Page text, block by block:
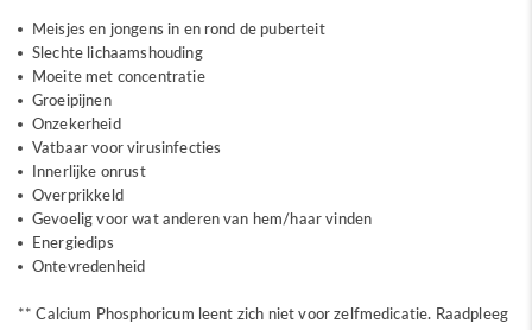
Meisjes en jongens in en rond de puberteit
Slechte lichaamshouding
Moeite met concentratie
Groeipijnen
Onzekerheid
Vatbaar voor virusinfecties
Innerlijke onrust
Overprikkeld
Gevoelig voor wat anderen van hem/haar vinden
Energiedips
Ontevredenheid
** Calcium Phosphoricum leent zich niet voor zelfmedicatie. Raadpleeg